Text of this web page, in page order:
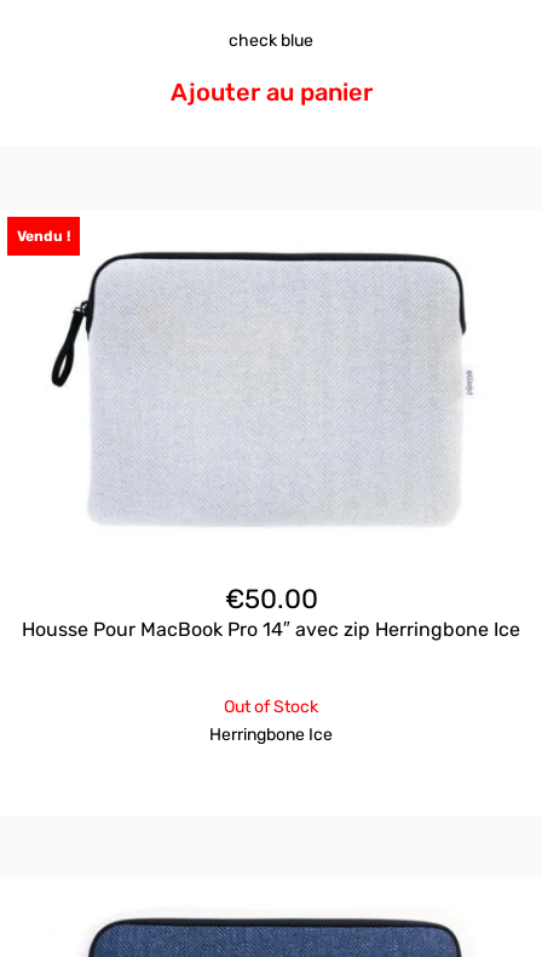
check blue
Ajouter au panier
Vendu !
€50.00
Housse Pour MacBook Pro 14″ avec zip Herringbone Ice
Out of Stock
Herringbone Ice